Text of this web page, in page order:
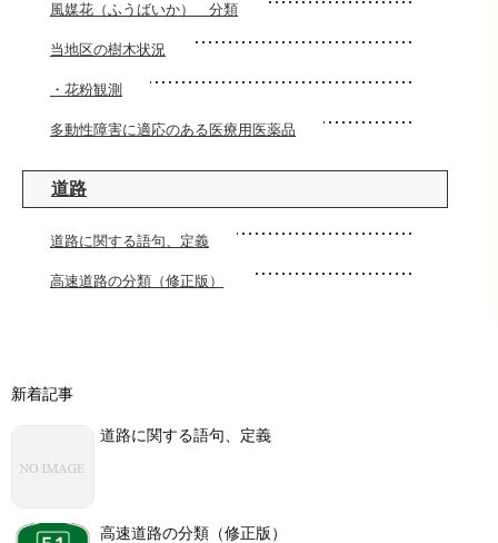
風媒花（ふうばいか） 分類
当地区の樹木状況
・花粉観測
多動性障害に適応のある医療用医薬品
道路
道路に関する語句、定義
高速道路の分類（修正版）
新着記事
道路に関する語句、定義
高速道路の分類（修正版）